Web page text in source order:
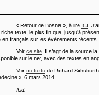
« Retour de Bosnie », à lire ICI .
riche texte, le plus fin que, jusqu’à
en français sur les événements récents.
Voir ce site . Il s’agit de la source
sur le net, avec des textes en
Voir ce texte de Richard
», 6 mars 2014.
Ibid.